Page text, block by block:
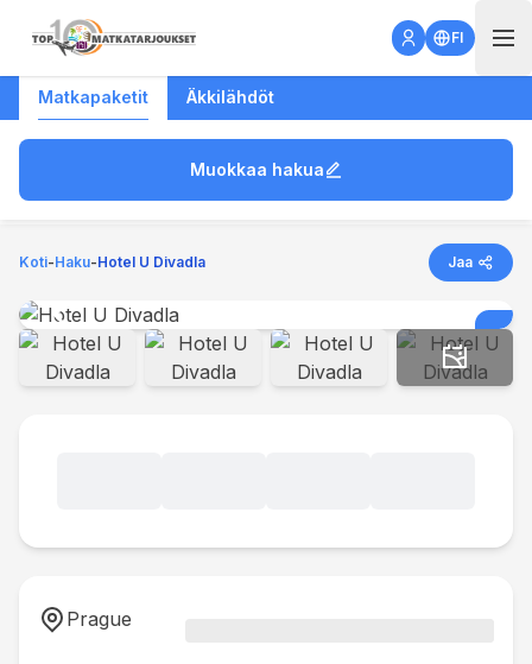
FI
Matkapaketit Äkkilähdöt
Lähtöpaikka
1 Huone, 2 matkustajaa
Huoneet ja matkustajat
Muokkaa hakua
Koti-Haku-Hotel U Divadla Jaa
Prague